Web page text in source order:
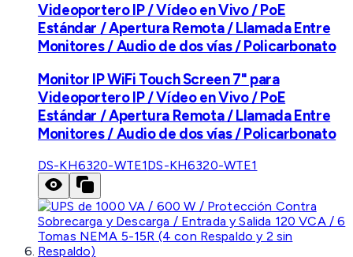
Videoportero IP / Vídeo en Vivo / PoE
Estándar / Apertura Remota / Llamada Entre
Monitores / Audio de dos vías / Policarbonato
Monitor IP WiFi Touch Screen 7" para
Videoportero IP / Vídeo en Vivo / PoE
Estándar / Apertura Remota / Llamada Entre
Monitores / Audio de dos vías / Policarbonato
DS-KH6320-WTE1DS-KH6320-WTE1